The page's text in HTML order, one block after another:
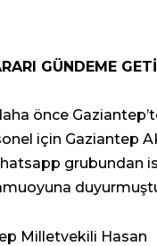
GÜNDEME
önce
için Gaziantep
grubundan
Milletvekili Hasan